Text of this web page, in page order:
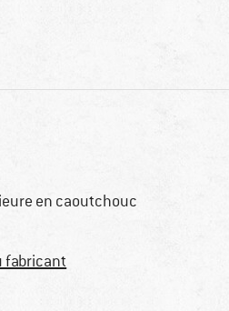
en caoutchouc
fabricant